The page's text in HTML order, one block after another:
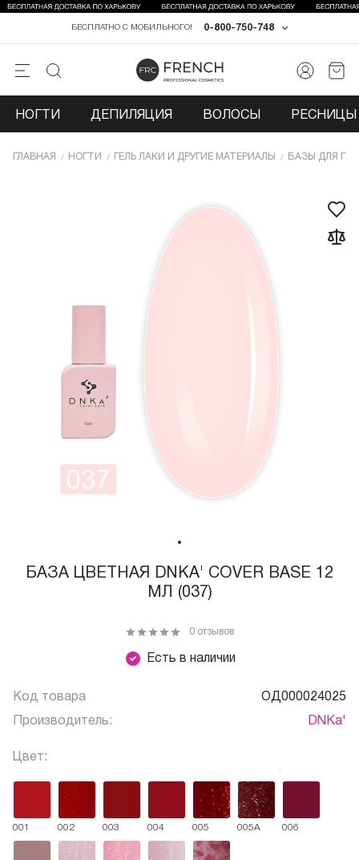
0-800-750-748
БЕСПЛАТНО С МОБИЛЬНОГО!
НОГТИ ДЕПИЛЯЦИЯ ВОЛОСЫ РЕСНИЦЫ
ГЛАВНАЯ НОГТИ ГЕЛЬ ЛАКИ И ДРУГИЕ МАТЕРИАЛЫ БАЗЫ ДЛЯ
БАЗА ЦВЕТНАЯ DNKA' COVER BASE 12
МЛ (037)
Есть в наличии
0 отзывов
Код товара ОД000024025
Производитель: DNKa'
Цвет:
001 002 003 004 005 005A 006